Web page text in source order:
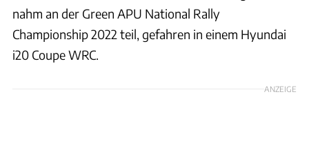
nahm an der Green APU National Rally
Championship 2022 teil, gefahren in einem Hyundai
i20 Coupe WRC.
ANZEIGE